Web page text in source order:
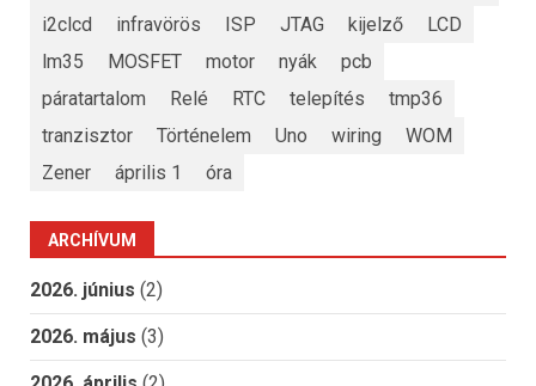
i2clcd
infravörös ISP JTAG kijelző
LCD
lm35
MOSFET motor nyák
pcb
páratartalom
Relé RTC telepítés
tmp36
tranzisztor
Történelem Uno wiring
WOM
Zener
április 1 óra
ARCHÍVUM
2026. június (2)
2026. május (3)